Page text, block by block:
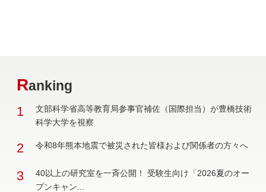
Ranking
1
文部科学省高等教育局参事官補佐（国際担当）が豊橋技術
科学大学を視察
2 令和8年熊本地震で被災された皆様および関係者の方々へ
3
40以上の研究室を一斉公開！ 受験生向け「2026夏のオー
プンキャン...